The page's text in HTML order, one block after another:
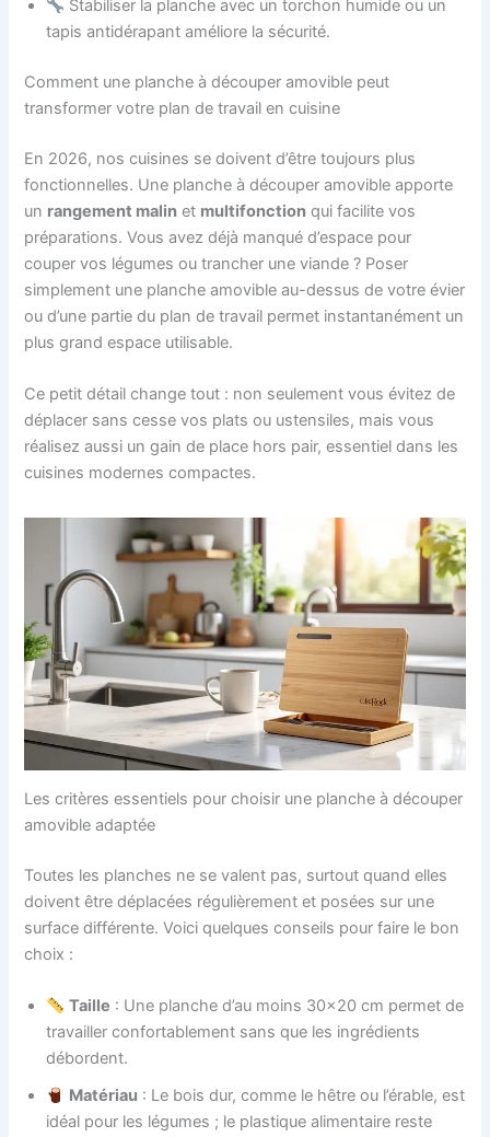
Stabiliser la planche avec un torchon humide ou un
tapis antidérapant améliore la sécurité.
Comment une planche à découper amovible peut
transformer votre plan de travail en cuisine
En 2026, nos cuisines se doivent d’être toujours plus
fonctionnelles. Une planche à découper amovible apporte
un rangement malin et multifonction qui facilite vos
préparations. Vous avez déjà manqué d’espace pour
couper vos légumes ou trancher une viande ? Poser
simplement une planche amovible au-dessus de votre évier
ou d’une partie du plan de travail permet instantanément un
plus grand espace utilisable.
Ce petit détail change tout : non seulement vous évitez de
déplacer sans cesse vos plats ou ustensiles, mais vous
réalisez aussi un gain de place hors pair, essentiel dans les
cuisines modernes compactes.
Les critères essentiels pour choisir une planche à découper
amovible adaptée
Toutes les planches ne se valent pas, surtout quand elles
doivent être déplacées régulièrement et posées sur une
surface différente. Voici quelques conseils pour faire le bon
choix :
Taille : Une planche d’au moins 30×20 cm permet de
travailler confortablement sans que les ingrédients
débordent.
Matériau : Le bois dur, comme le hêtre ou l’érable, est
idéal pour les légumes ; le plastique alimentaire reste